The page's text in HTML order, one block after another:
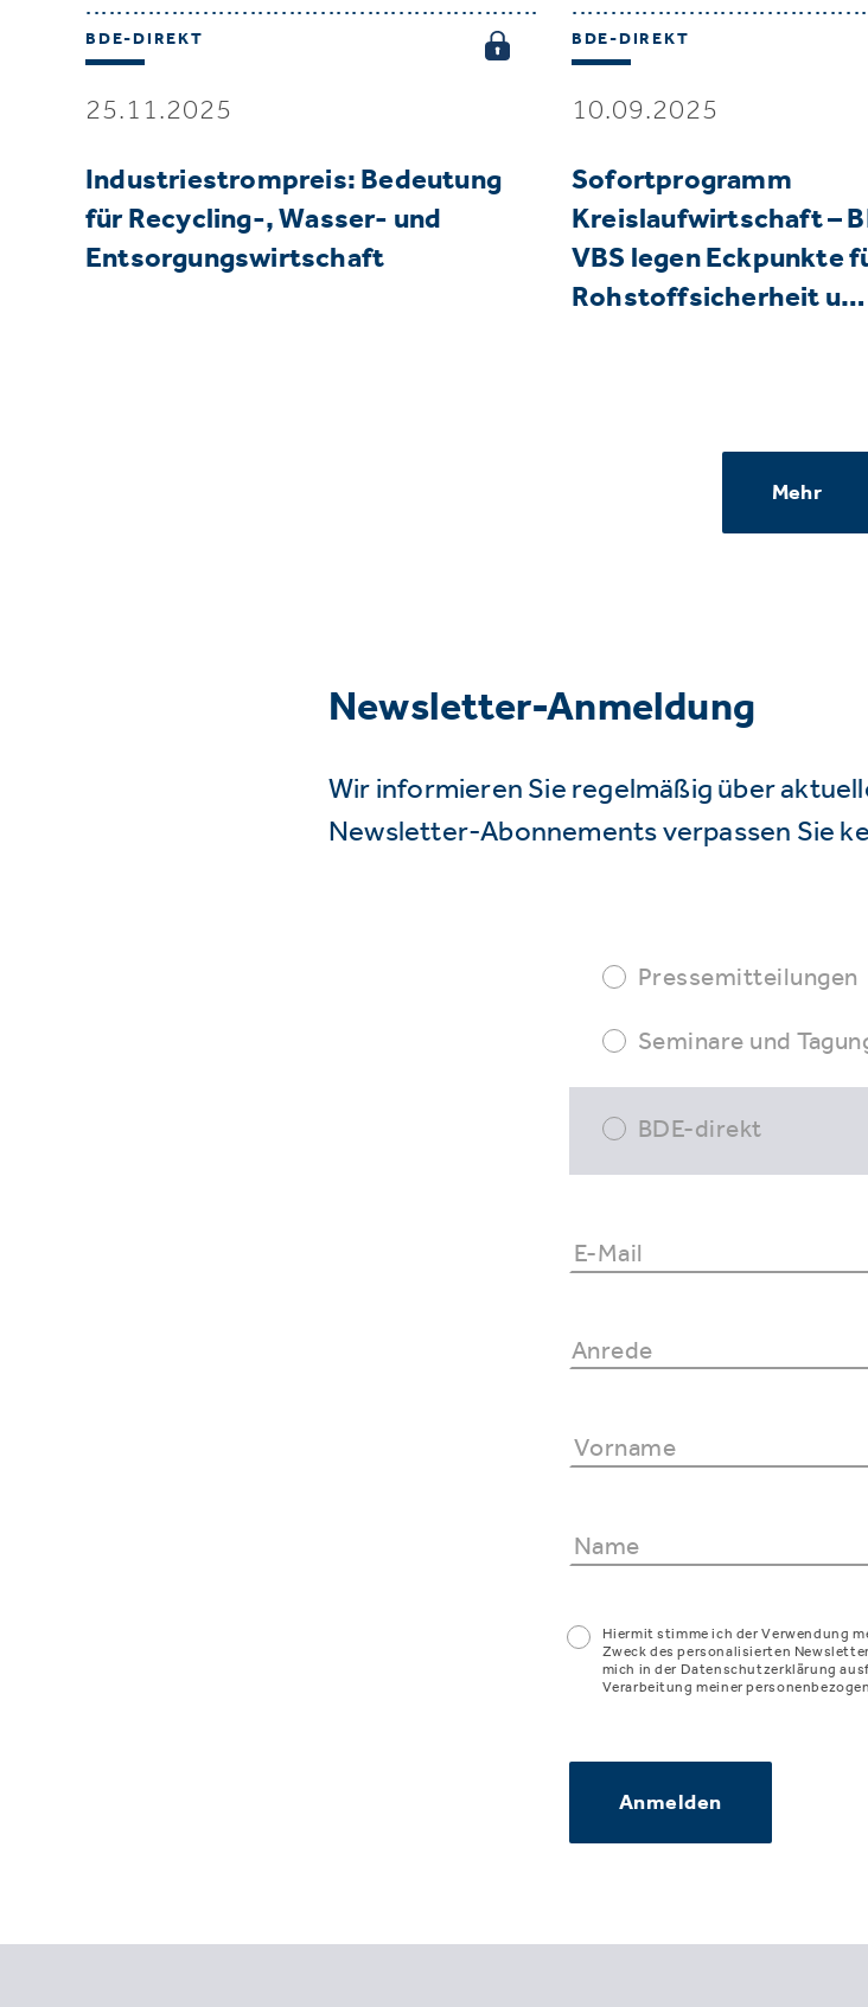
BDE-DIREKT
25.11.2025
Industriestrompreis: Bedeutung
für Recycling-, Wasser- und
Entsorgungswirtschaft
BDE-DIREKT
10.09.2025
Sofortprogramm
Kreislaufwirtschaft –
VBS legen Eckpunkte
Rohstoffsicherheit u…
Mehr
Newsletter-Anmeldung
Wir informieren Sie regelmäßig über
Newsletter-Abonnements verpassen Sie
Pressemitteilungen
Seminare und
BDE-direkt
Hiermit stimme ich der Verwendung
Zweck des personalisierten
mich in der Datenschutzerklärung
Verarbeitung meiner
Anmelden